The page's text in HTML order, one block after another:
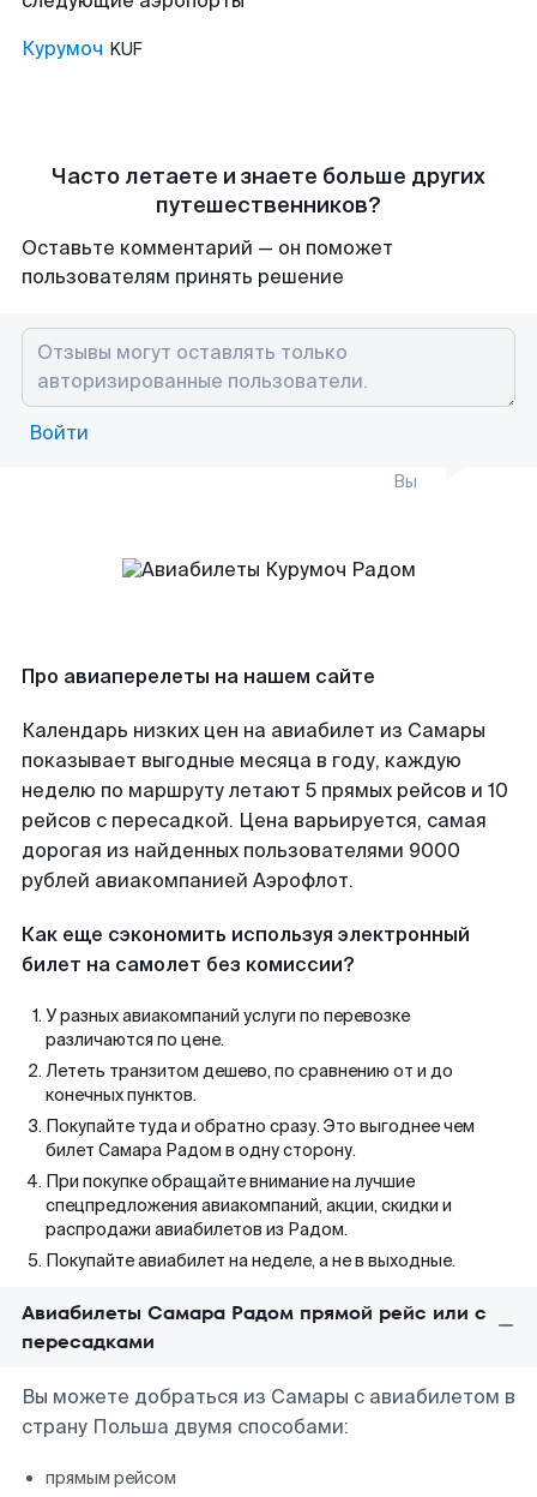
Курумоч KUF
Часто летаете и знаете больше других
путешественников?
Оставьте комментарий — он поможет
пользователям принять решение
Войти
Вы
Про авиаперелеты на нашем сайте
Календарь низких цен на авиабилет из Самары
показывает выгодные месяца в году, каждую
неделю по маршруту летают 5 прямых рейсов и 10
рейсов с пересадкой. Цена варьируется, самая
дорогая из найденных пользователями 9000
рублей авиакомпанией Аэрофлот.
Как еще сэкономить используя электронный
билет на самолет без комиссии?
У разных авиакомпаний услуги по перевозке
различаются по цене.
Лететь транзитом дешево, по сравнению от и до
конечных пунктов.
Покупайте туда и обратно сразу. Это выгоднее чем
билет Самара Радом в одну сторону.
При покупке обращайте внимание на лучшие
спецпредложения авиакомпаний, акции, скидки и
распродажи авиабилетов из Радом.
Покупайте авиабилет на неделе, а не в выходные.
Авиабилеты Самара Радом прямой рейс или с
пересадками
Вы можете добраться из Самары с авиабилетом в
страну Польша двумя способами:
прямым рейсом